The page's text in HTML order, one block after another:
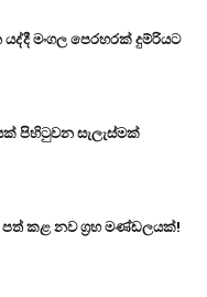
මංගල පෙරහරක් දුම්රියට
පිහිටුවන සැලැස්මක්
පත් කළ නව ග්‍රහ මණ්ඩලයක්!